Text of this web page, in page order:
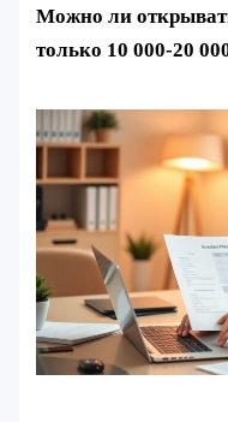
Можно ли
только 10 000-20